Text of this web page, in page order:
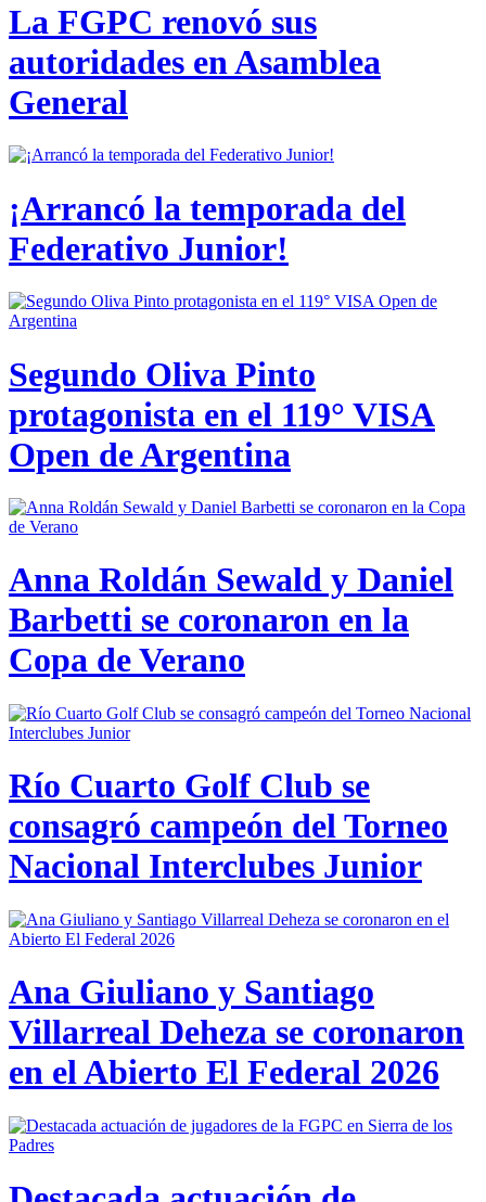
La FGPC renovó sus
autoridades en Asamblea
General
¡Arrancó la temporada del
Federativo Junior!
Segundo Oliva Pinto
protagonista en el 119° VISA
Open de Argentina
Anna Roldán Sewald y Daniel
Barbetti se coronaron en la
Copa de Verano
Río Cuarto Golf Club se
consagró campeón del Torneo
Nacional Interclubes Junior
Ana Giuliano y Santiago
Villarreal Deheza se coronaron
en el Abierto El Federal 2026